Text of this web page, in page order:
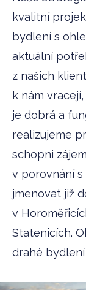
kvalitní
bydlení s
aktuální
z našich
k nám
je dobrá a
realizujeme
schopni
v porovnání s
jmenovat již
v
Statenicích.
drahé